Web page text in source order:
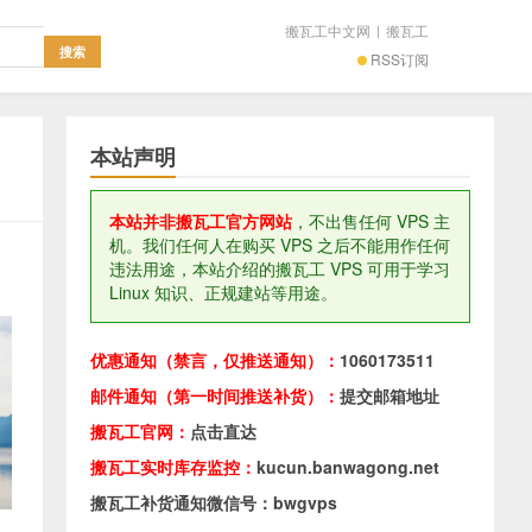
RSS订阅
搬瓦工中文网 | 搬瓦工
本站声明
本站并非搬瓦工官方网站，不出售任何 VPS 主
机。我们任何人在购买 VPS 之后不能用作任何
违法用途，本站介绍的搬瓦工 VPS 可用于学习
Linux 知识、正规建站等用途。
优惠通知（禁言，仅推送通知）： 1060173511
邮件通知（第一时间推送补货）： 提交邮箱地址
搬瓦工官网： 点击直达
搬瓦工实时库存监控： kucun.banwagong.net
搬瓦工补货通知微信号：bwgvps